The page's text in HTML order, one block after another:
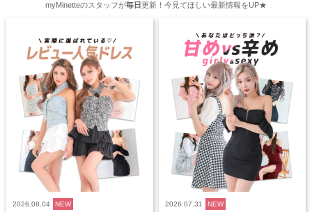
myMinetteのスタッフが毎日 更新！今見てほしい最新情報をUP★
2026.08.04 NEW 2026.07.31 NEW